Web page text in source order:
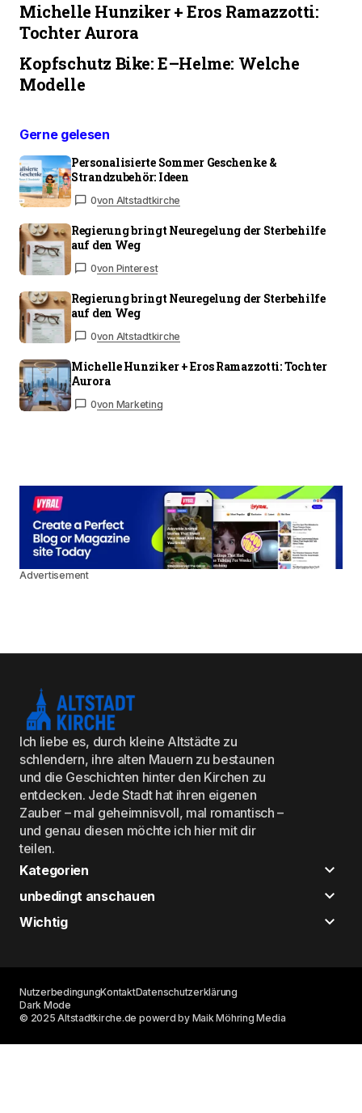
Michelle Hunziker + Eros Ramazzotti:
Tochter Aurora
Kopfschutz Bike: E–Helme: Welche
Modelle
Gerne gelesen
Personalisierte Sommer Geschenke &
Strandzubehör: Ideen
0von Altstadtkirche
Regierung bringt Neuregelung der Sterbehilfe
auf den Weg
0von Pinterest
Regierung bringt Neuregelung der Sterbehilfe
auf den Weg
0von Altstadtkirche
Michelle Hunziker + Eros Ramazzotti: Tochter
Aurora
0von Marketing
Advertisement
Ich liebe es, durch kleine Altstädte zu
schlendern, ihre alten Mauern zu bestaunen
und die Geschichten hinter den Kirchen zu
entdecken. Jede Stadt hat ihren eigenen
Zauber – mal geheimnisvoll, mal romantisch –
und genau diesen möchte ich hier mit dir
teilen.
Kategorien
unbedingt anschauen
Wichtig
© 2025 Altstadtkirche.de powerd by Maik Möhring Media
NutzerbedingungKontaktDatenschutzerklärung
Dark Mode